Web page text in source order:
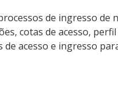
de ingresso de
cotas de acesso,
acesso e ingresso